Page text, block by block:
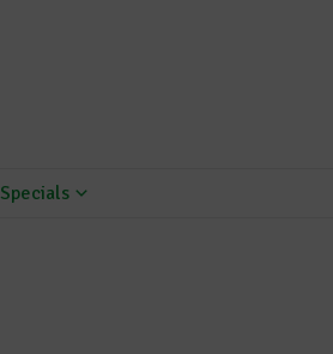
Specials